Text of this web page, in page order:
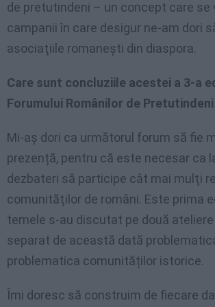
de pretutindeni – un concept care se
campanii în care desigur ne-am dori
asociaţiile romaneşti din diaspora.
Care sunt concluziile acestei a 3-a
Forumului Românilor de Pretutindeni
Mi-aş dori ca următorul forum să fie
prezență, pentru că este necesar ca
dezbateri să participe cât mai mulţi
comunităţilor de români. Este prima
temele s-au discutat pe două
separat de această dată
problematica comunităților istorice.
Îmi doresc să construim de fiecare